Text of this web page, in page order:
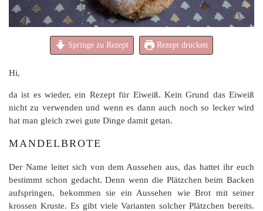
Springe zu Rezept Rezept drucken
Hi,
da ist es wieder, ein Rezept für Eiweiß. Kein Grund das Eiweiß
nicht zu verwenden und wenn es dann auch noch so lecker wird
hat man gleich zwei gute Dinge damit getan.
MANDELBROTE
Der Name leitet sich von dem Aussehen aus, das hattet ihr euch
bestimmt schon gedacht. Denn wenn die Plätzchen beim Backen
aufspringen, bekommen sie ein Aussehen wie Brot mit seiner
krossen Kruste. Es gibt viele Varianten solcher Plätzchen bereits.